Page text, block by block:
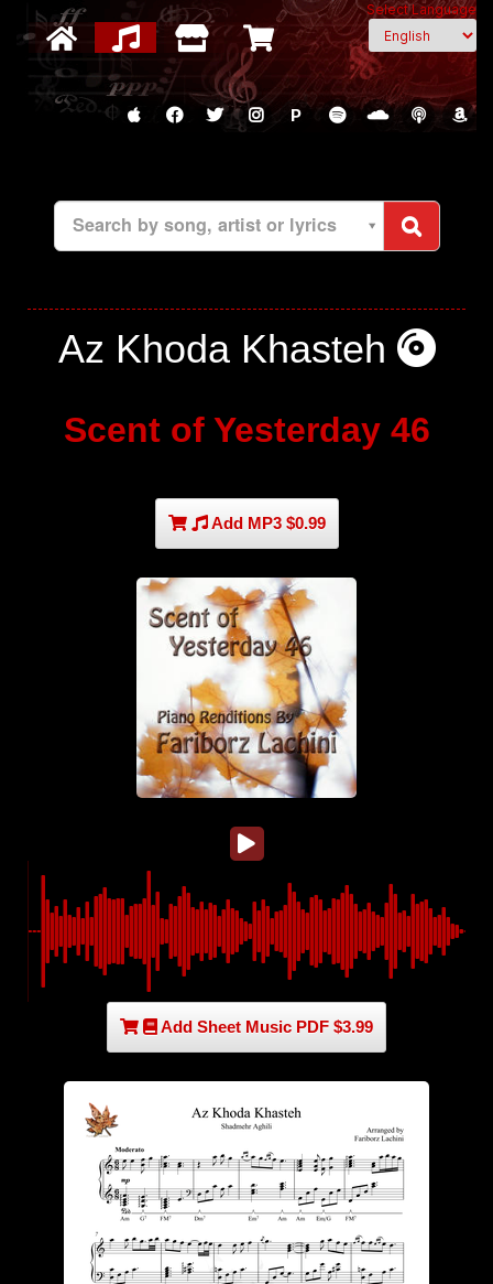
Select Language
P
Search by song, artist or lyrics
Az Khoda Khasteh
Scent of Yesterday 46
Add MP3 $0.99
Add Sheet Music PDF $3.99